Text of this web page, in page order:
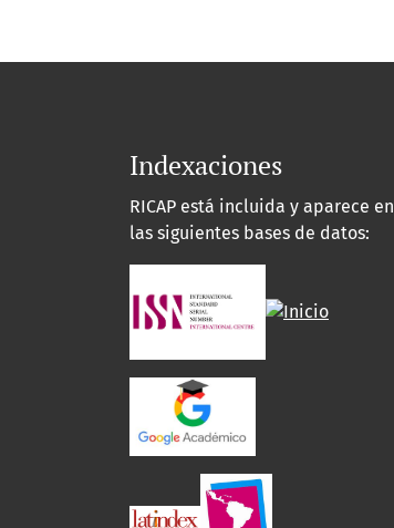
Indexaciones
RICAP está incluida y aparece en
las siguientes bases de datos: